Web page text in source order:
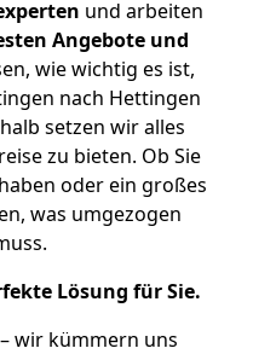
und arbeiten
Angebote und
wie wichtig es ist,
nach Hettingen
setzen wir alles
zu bieten. Ob Sie
oder ein großes
was umgezogen
Lösung für Sie.
wir kümmern uns